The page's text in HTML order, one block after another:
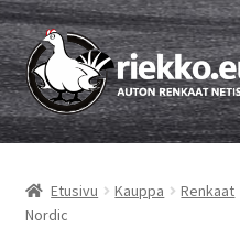
Siirry
navigointiin
Siirry
sisältöön
Etusivu
Vinkit & ohjeet
Etusivu Kauppa Renkaat
Nordic